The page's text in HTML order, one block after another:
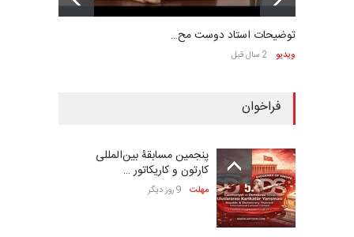
توضیحات استاد دوست مح…
ویدیو 2 سال قبل
فراخوان
پنجمین مسابقۀ بین‌المللی
کارتون و کاریکاتور …
مهلت 9 روز دیگر